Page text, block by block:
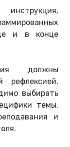
и в конце
должны
рефлексией,
выбирать
темы,
и